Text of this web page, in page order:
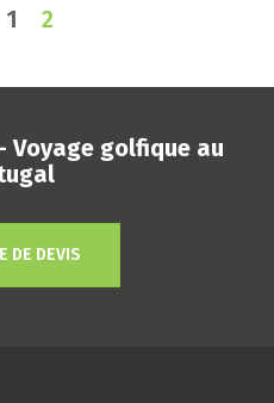
1 2
Voyage golfique au
DE DEVIS